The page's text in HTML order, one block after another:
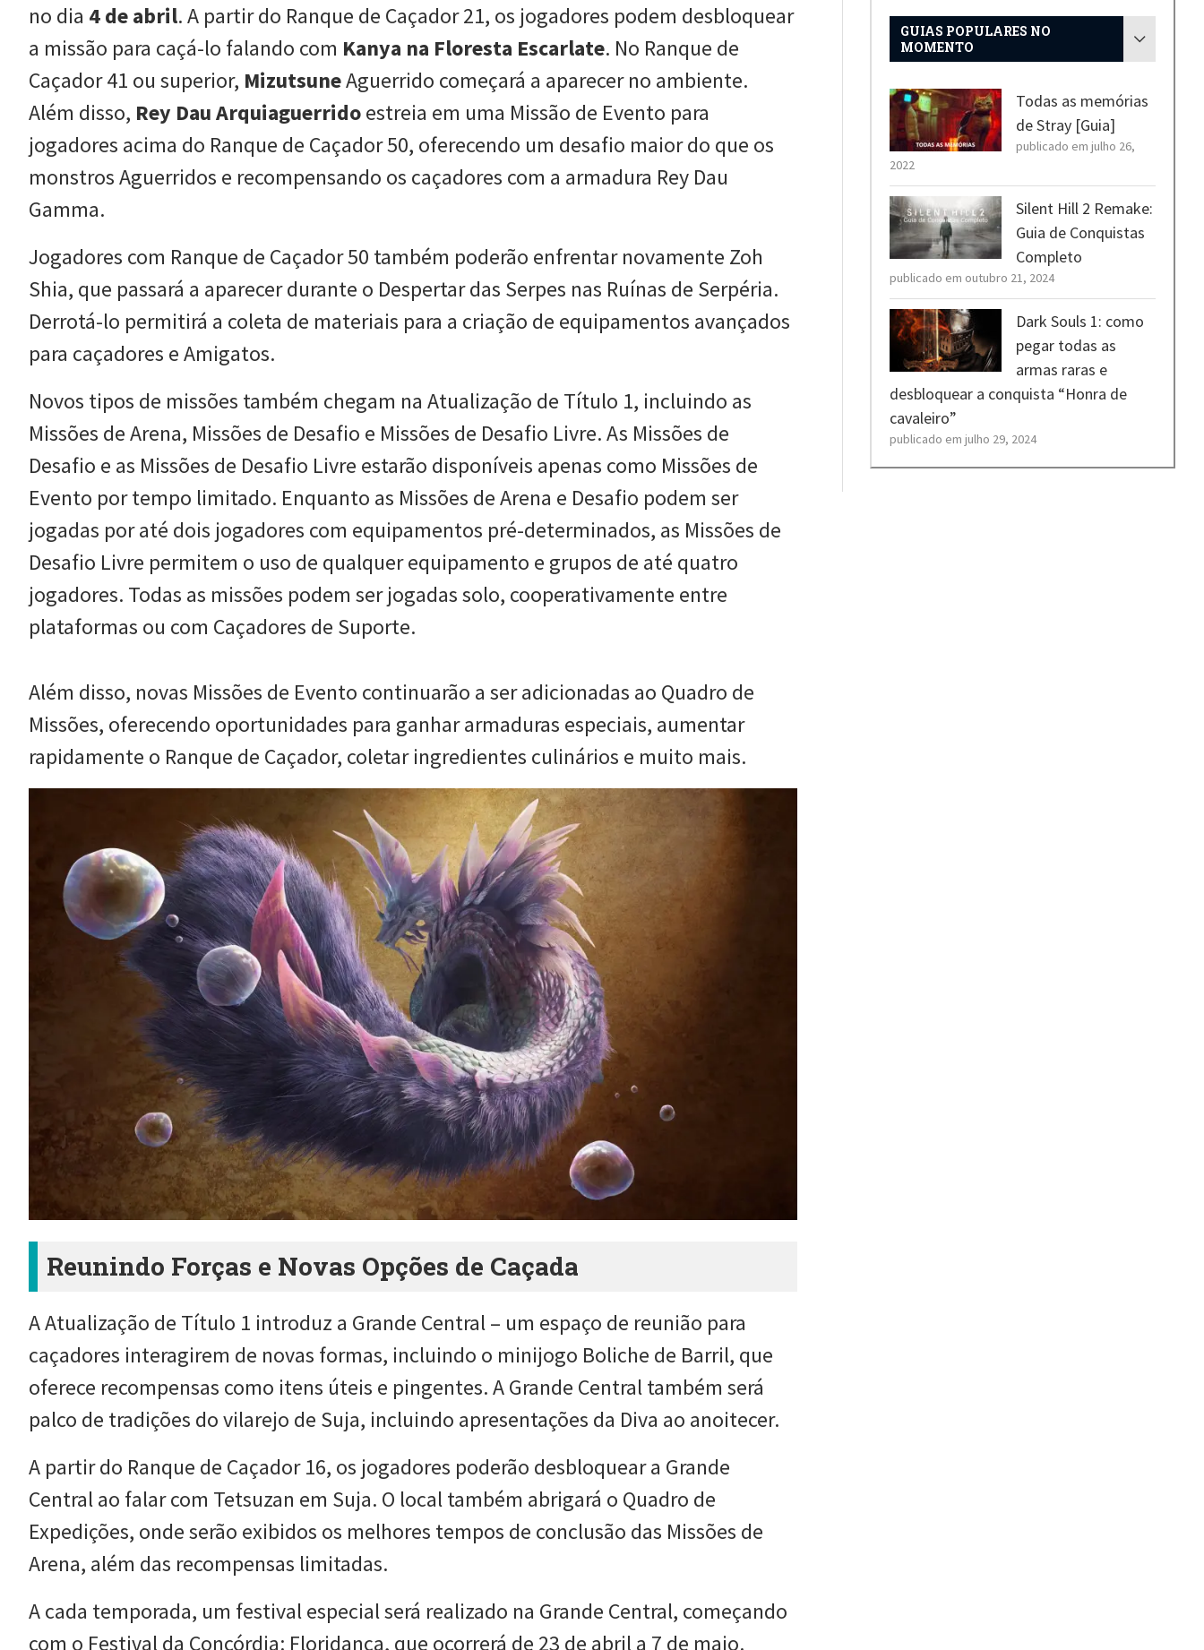
no dia 4 de abril. A partir do Ranque de Caçador 21, os jogadores podem desbloquear
a missão para caçá-lo falando com Kanya na Floresta Escarlate. No Ranque de
Caçador 41 ou superior, MizutsuneAguerrido começará a aparecer no ambiente.
Além disso, Rey Dau Arquiaguerridoestreia em uma Missão de Evento para
jogadores acima do Ranque de Caçador 50, oferecendo um desafio maior do que os
monstros Aguerridos e recompensando os caçadores com a armadura Rey Dau
Gamma.
Jogadores com Ranque de Caçador 50 também poderão enfrentar novamente Zoh
Shia, que passará a aparecer durante o Despertar das Serpes nas Ruínas de Serpéria.
Derrotá-lo permitirá a coleta de materiais para a criação de equipamentos avançados
para caçadores e Amigatos.
Novos tipos de missões também chegam na Atualização de Título 1, incluindo as
Missões de Arena, Missões de Desafio e Missões de Desafio Livre. As Missões de
Desafio e as Missões de Desafio Livre estarão disponíveis apenas como Missões de
Evento por tempo limitado. Enquanto as Missões de Arena e Desafio podem ser
jogadas por até dois jogadores com equipamentos pré-determinados, as Missões de
Desafio Livre permitem o uso de qualquer equipamento e grupos de até quatro
jogadores. Todas as missões podem ser jogadas solo, cooperativamente entre
plataformas ou com Caçadores de Suporte.
Além disso, novas Missões de Evento continuarão a ser adicionadas ao Quadro de
Missões, oferecendo oportunidades para ganhar armaduras especiais, aumentar
rapidamente o Ranque de Caçador, coletar ingredientes culinários e muito mais.
Reunindo Forças e Novas Opções de Caçada
A Atualização de Título 1 introduz a Grande Central – um espaço de reunião para
caçadores interagirem de novas formas, incluindo o minijogo Boliche de Barril, que
oferece recompensas como itens úteis e pingentes. A Grande Central também será
palco de tradições do vilarejo de Suja, incluindo apresentações da Diva ao anoitecer.
A partir do Ranque de Caçador 16, os jogadores poderão desbloquear a Grande
Central ao falar com Tetsuzan em Suja. O local também abrigará o Quadro de
Expedições, onde serão exibidos os melhores tempos de conclusão das Missões de
Arena, além das recompensas limitadas.
A cada temporada, um festival especial será realizado na Grande Central, começando
com o Festival da Concórdia: Floridança, que ocorrerá de 23 de abril a 7 de maio.
GUIAS POPULARES NO
MOMENTO
Todas as memórias
de Stray [Guia]
publicado em julho 26,
2022
Silent Hill 2 Remake:
Guia de Conquistas
Completo
publicado em outubro 21, 2024
Dark Souls 1: como
pegar todas as
armas raras e
desbloquear a conquista “Honra de
cavaleiro”
publicado em julho 29, 2024